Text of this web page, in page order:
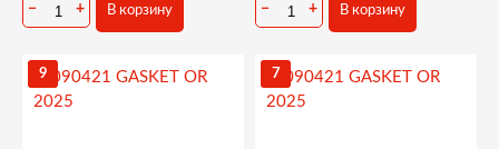
− + В корзину − + В корзину
9 7